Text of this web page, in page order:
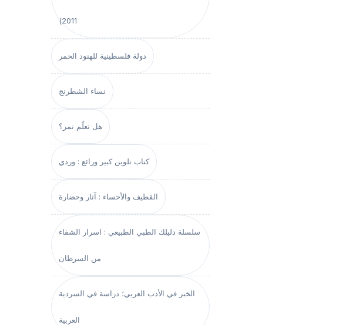
2011)
دولة فلسطينية للهنود الحمر
نساء الشطرنج
هل تعلّم نمر؟
كتاب تلوين كبير ورائع : وردي
القطيف والأحساء : آثار وحضارة
سلسلة دليلك الطبي الطبيعي : اسرار الشفاء
من السرطان
الخبر في الأدب العربي؛ دراسة في السردية
العربية